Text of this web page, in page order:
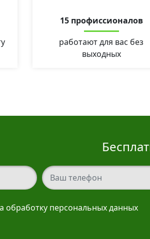
15 профиссионалов
работают для вас без
выходных
Ваш телефон
обработку персональных данных